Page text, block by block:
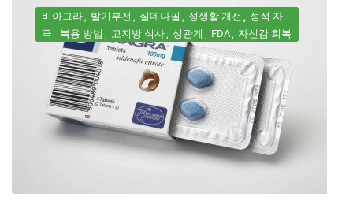
비아그라 발기부전 실데나필 성생활 개선
성적 자
극
복용 방법 고지방 식사 성관계 FDA 자신감 회복